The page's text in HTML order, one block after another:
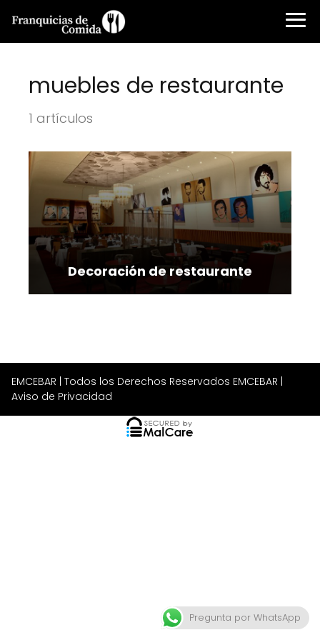
muebles de restaurante
1 artículos
Decoración de restaurante
EMCEBAR | Todos los Derechos Reservados EMCEBAR |
Aviso de Privacidad
Pregunta por WhatsApp